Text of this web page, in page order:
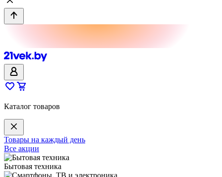
Каталог товаров
Товары на каждый день
Все акции
Бытовая техника